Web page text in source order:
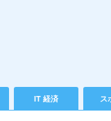
IT 経済 ス